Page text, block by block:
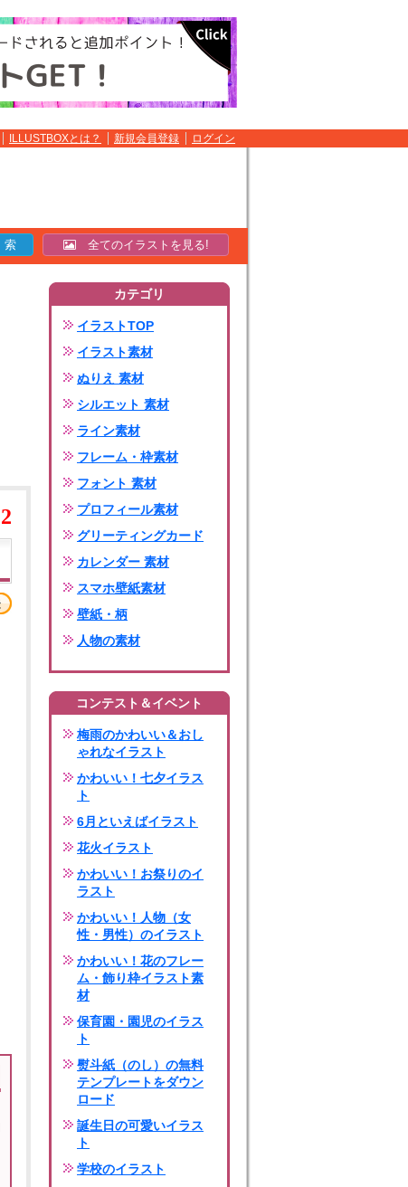
ILLUSTBOXとは？ 新規会員登録 ログイン
全てのイラストを見る!
2
カテゴリ
イラストTOP
イラスト素材
ぬりえ 素材
シルエット 素材
ライン素材
フレーム・枠素材
フォント 素材
プロフィール素材
グリーティングカード
カレンダー 素材
スマホ壁紙素材
壁紙・柄
人物の素材
コンテスト＆イベント
梅雨のかわいい＆おし
ゃれなイラスト
かわいい！七夕イラス
ト
6月といえばイラスト
花火イラスト
かわいい！お祭りのイ
ラスト
かわいい！人物（女
性・男性）のイラスト
かわいい！花のフレー
ム・飾り枠イラスト素
材
保育園・園児のイラス
ト
熨斗紙（のし）の無料
テンプレートをダウン
ロード
誕生日の可愛いイラス
ト
学校のイラスト